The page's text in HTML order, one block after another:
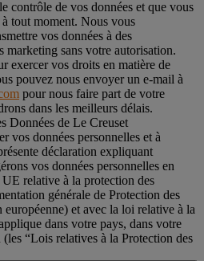
contrôle de vos données et que vous
tout moment. Nous vous
vos données à des
marketing sans votre autorisation.
exercer vos droits en matière de
pouvez nous envoyer un e-mail à
pour nous faire part de votre
dans les meilleurs délais.
Données de Le Creuset
vos données personnelles et à
déclaration expliquant
vos données personnelles en
relative à la protection des
générale de Protection des
et avec la loi relative à la
dans votre pays, dans votre
“Lois relatives à la Protection des